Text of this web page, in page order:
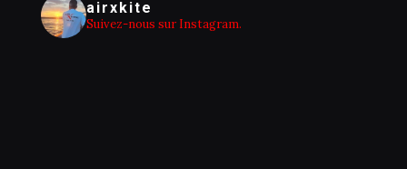
airxkite
Suivez-nous sur Instagram.